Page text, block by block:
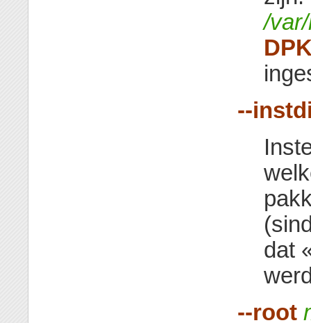
/
--
dat
--root